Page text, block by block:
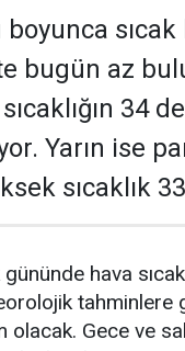
bugün az
34
Yarın ise
sıcaklık
hava
tahminlere
olacak. Gece ve